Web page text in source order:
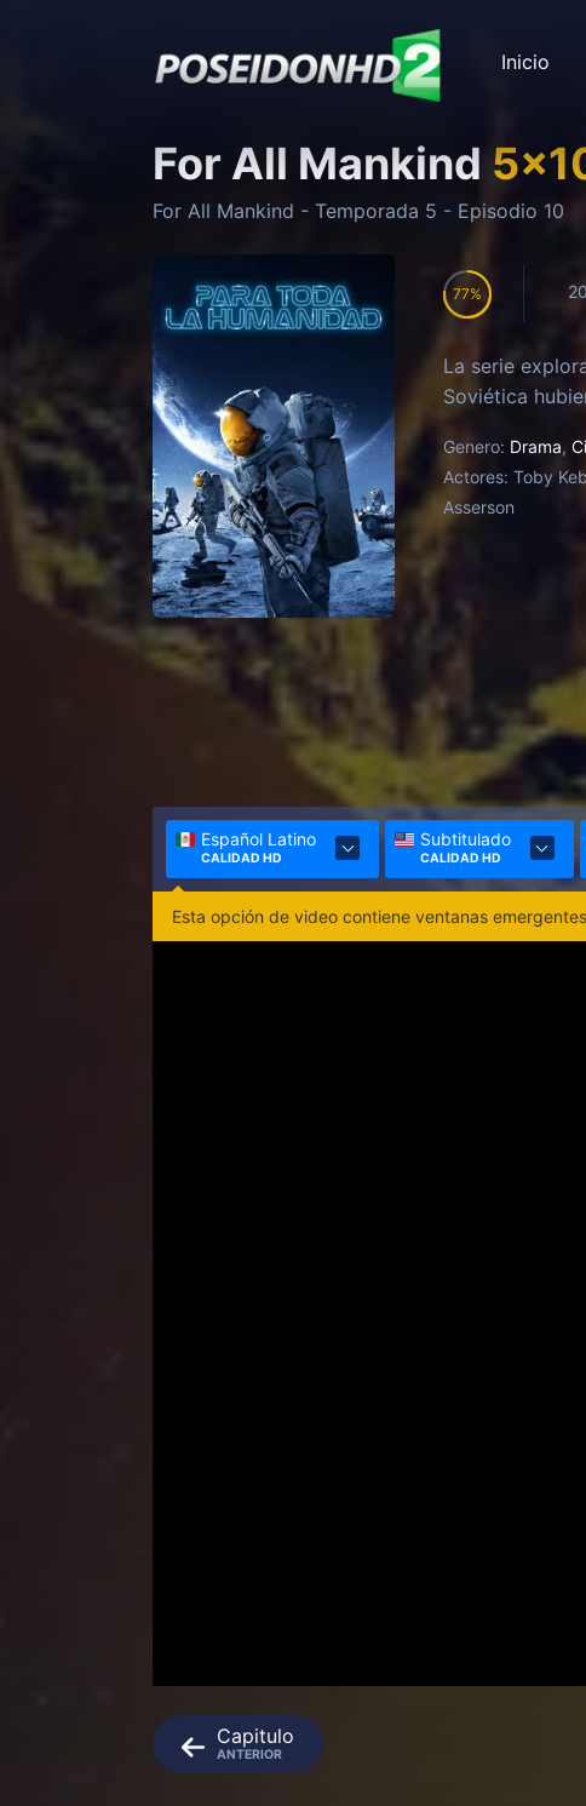
Inicio
For All Mankind 5x
For All Mankind - Temporada 5 - Episodio 10
77
La serie
Soviética
Genero: Drama,
Actores: Toby
Asserson
Español Latino
CALIDAD HD
Subtitulado
CALIDAD HD
Esta opción de video contiene ventanas
Capitulo
ANTERIOR